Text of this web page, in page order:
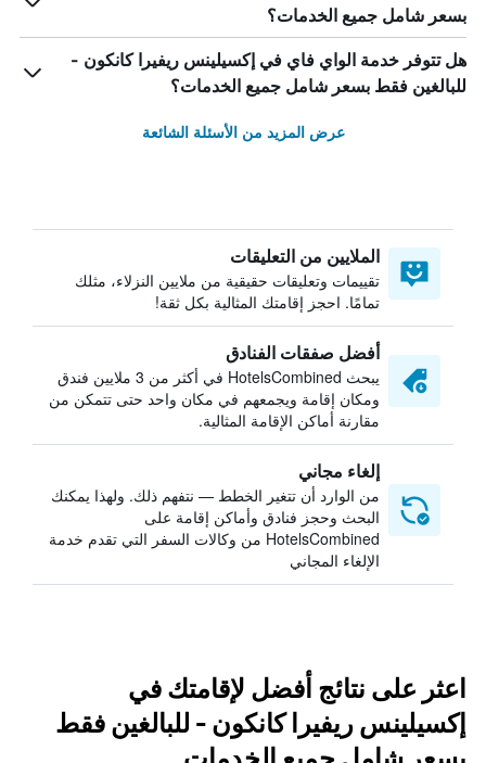
بسعر شامل جميع الخدمات؟
هل تتوفر خدمة الواي فاي في إكسيلينس ريفيرا كانكون -
للبالغين فقط بسعر شامل جميع الخدمات؟
عرض المزيد من الأسئلة الشائعة
الملايين من التعليقات
تقييمات وتعليقات حقيقية من ملايين النزلاء، مثلك
تمامًا. احجز إقامتك المثالية بكل ثقة!
أفضل صفقات الفنادق
يبحث HotelsCombined في أكثر من 3 ملايين فندق
ومكان إقامة ويجمعهم في مكان واحد حتى تتمكن من
مقارنة أماكن الإقامة المثالية.
إلغاء مجاني
من الوارد أن تتغير الخطط — نتفهم ذلك. ولهذا يمكنك
البحث وحجز فنادق وأماكن إقامة على
HotelsCombined من وكالات السفر التي تقدم خدمة
الإلغاء المجاني
اعثر على نتائج أفضل لإقامتك في
إكسيلينس ريفيرا كانكون - للبالغين فقط